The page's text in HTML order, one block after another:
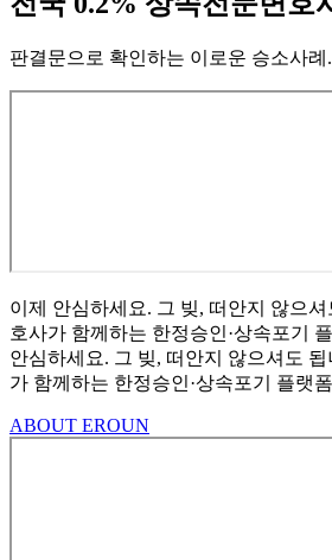
판결문으로 확인하는 이로운 승소사례 .
이제 안심하세요. 그 빚, 떠안지 않으
호사가 함께하는 한정승인·상속포기
안심하세요. 그 빚, 떠안지 않으셔도 됩
가 함께하는 한정승인·상속포기 플랫
ABOUT EROUN